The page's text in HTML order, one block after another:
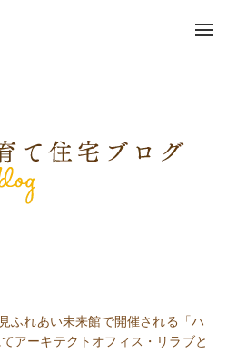
ふれあい未来館で開催される「ハ
アーキテクトオフィス・リラブと